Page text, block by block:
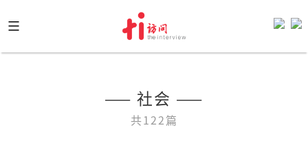
to
content
—— 社会 ——
共122篇